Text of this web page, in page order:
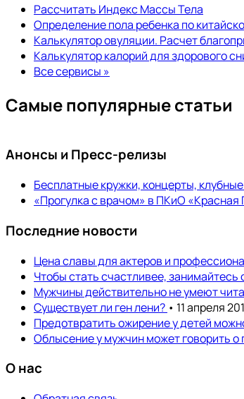
Рассчитать Индекс Массы Тела
Определение пола ребенка по
Калькулятор овуляции. Расчет
Калькулятор калорий для здорового
Все сервисы »
Самые популярные статьи
Анонсы и Пресс-релизы
Бесплатные кружки, концерты,
«Прогулка с врачом» в ПКиО «Красная
Последние новости
Цена славы для актеров и
Чтобы стать счастливее,
Мужчины действительно не умеют
Существует ли ген лени? • 11 апреля
Предотвратить ожирение у детей
Облысение у мужчин может говорить
О нас